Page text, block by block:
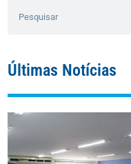
Últimas Notícias